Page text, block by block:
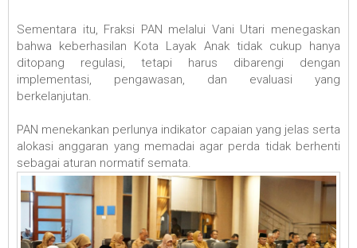
Sementara itu, Fraksi PAN melalui Vani Utari menegaskan
bahwa keberhasilan Kota Layak Anak tidak cukup hanya
ditopang regulasi, tetapi harus dibarengi dengan
implementasi, pengawasan, dan evaluasi yang
berkelanjutan.
PAN menekankan perlunya indikator capaian yang jelas serta
alokasi anggaran yang memadai agar perda tidak berhenti
sebagai aturan normatif semata.